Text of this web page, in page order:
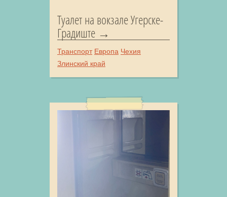
Туалет на вокзале Угерске-
Градиште
Транспорт Европа Чехия
Злинский край